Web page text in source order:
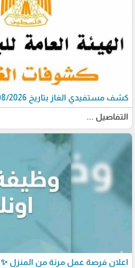
كشف مستفيدي الغاز بتاريخ 03/08/2026 موزّعًا على جميع المحافظات
التفاصيل ...
اعلان فرصة عمل مرنة من المنزل ✨